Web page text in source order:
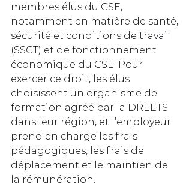
membres élus du CSE,
notamment en matière de santé,
sécurité et conditions de travail
(SSCT) et de fonctionnement
économique du CSE. Pour
exercer ce droit, les élus
choisissent un organisme de
formation agréé par la DREETS
dans leur région, et l’employeur
prend en charge les frais
pédagogiques, les frais de
déplacement et le maintien de
la rémunération.